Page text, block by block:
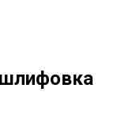
шлифовка